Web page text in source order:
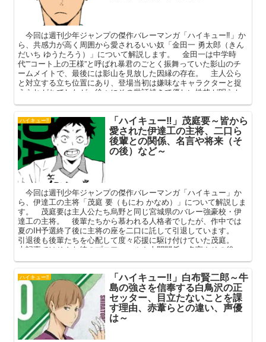
今回は週刊少年ジャンプの傑作バレーマンガ「ハイキュー‼」か
ら、共感力が高く周囲から愛されるいい奴「金田一 勇太郎（きん
だいち ゆうたろう）」について解説します。 金田一は中学時
代””コート上の王様”と呼ばれ暴君のごとく振舞っていた影山のチ
ームメイトで、最後には影山を見放した因縁の存在。 主人公ら
と対立する立ち位置にあり、登場当初は嫌味なキャラクターと捉
えられがちでしたが、徐々にその世話焼きで優しい性格が明らか
縁、その後の進路などを中心にその魅力を深掘りしてまいりま
す。
ハイキュー‼ 「ハイキュー‼」茂庭要～皆から
愛された伊達工の主将、二口ら
後輩との関係、名言や将来（そ
の後）など～
今回は週刊少年ジャンプの傑作バレーマンガ「ハイキュー」か
ら、伊達工の主将「茂庭 要（もにわ かなめ）」について解説しま
す。 茂庭要は主人公たち烏野と同じ宮城県のバレー強豪校・伊
達工の主将。 後輩たちから慕われる人格者でしたが、作中では
夏のIH予選終了後に主将の座を二口に託して引退しています。
引退後も後輩たちを心配して度々応援に駆け付けていた茂庭。
本記事ではそんな彼のプロフィールや人間関係、名言やその後
ハイキュー‼ 「ハイキュー‼」白布賢二郎～牛
島の強さを信奉する白鳥沢の正
セッター、目立たないことを課
す理由、赤葦らとの違い、声優
は～